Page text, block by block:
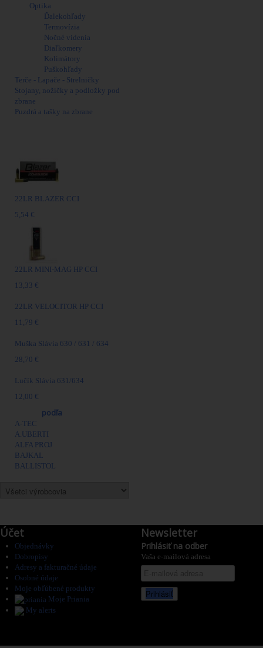
Optika
Ďalekohľady
Termovízia
Nočné videnia
Diaľkomery
Kolimátory
Puškohľady
Terče - Lapače - Strelničky
Stojany, nožičky a podložky pod
zbrane
Puzdrá a tašky na zbrane
22LR BLAZER CCI
5,54 €
22LR MINI-MAG HP CCI
13,33 €
22LR VELOCITOR HP CCI
11,79 €
Muška Slávia 630 / 631 / 634
28,70 €
Lučík Slávia 631/634
12,00 €
podľa
A-TEC
A.UBERTI
ALFA PROJ
BAJKAL
BALLISTOL
Účet
Objednávky
Dobropisy
Adresy a fakturačné údaje
Osobné údaje
Moje obľúbené produkty
Moje Priania
My alerts
Newsletter
Prihlásiť na odber
Vaša e-mailová adresa
Prihlásiť